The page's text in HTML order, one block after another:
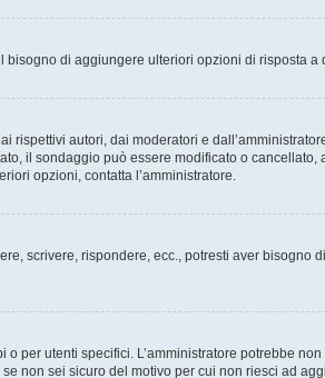
di aggiungere ulteriori opzioni di risposta
autori, dai moderatori e
il sondaggio può essere modificato o
opzioni, contatta l’amministratore.
scrivere, rispondere, ecc., potresti aver bisogno
per utenti specifici. L’amministratore potrebbe
non sei sicuro del motivo per cui non riesci ad